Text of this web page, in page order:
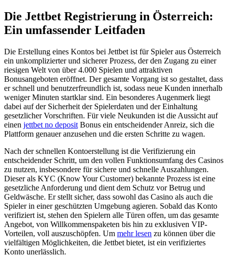
Die Jettbet Registrierung in Österreich:
Ein umfassender Leitfaden
Die Erstellung eines Kontos bei Jettbet ist für Spieler aus Österreich
ein unkomplizierter und sicherer Prozess, der den Zugang zu einer
riesigen Welt von über 4.000 Spielen und attraktiven
Bonusangeboten eröffnet. Der gesamte Vorgang ist so gestaltet, dass
er schnell und benutzerfreundlich ist, sodass neue Kunden innerhalb
weniger Minuten startklar sind. Ein besonderes Augenmerk liegt
dabei auf der Sicherheit der Spielerdaten und der Einhaltung
gesetzlicher Vorschriften. Für viele Neukunden ist die Aussicht auf
einen jettbet no deposit Bonus ein entscheidender Anreiz, sich die
Plattform genauer anzusehen und die ersten Schritte zu wagen.
Nach der schnellen Kontoerstellung ist die Verifizierung ein
entscheidender Schritt, um den vollen Funktionsumfang des Casinos
zu nutzen, insbesondere für sichere und schnelle Auszahlungen.
Dieser als KYC (Know Your Customer) bekannte Prozess ist eine
gesetzliche Anforderung und dient dem Schutz vor Betrug und
Geldwäsche. Er stellt sicher, dass sowohl das Casino als auch die
Spieler in einer geschützten Umgebung agieren. Sobald das Konto
verifiziert ist, stehen den Spielern alle Türen offen, um das gesamte
Angebot, von Willkommenspaketen bis hin zu exklusiven VIP-
Vorteilen, voll auszuschöpfen. Um mehr lesen zu können über die
vielfältigen Möglichkeiten, die Jettbet bietet, ist ein verifiziertes
Konto unerlässlich.